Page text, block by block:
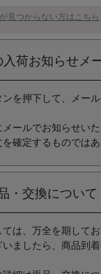
見つからない方はこちら
荷お知らせメ
を押下して、メー
ールでお知らせいた
確定するものではあ
・交換について
は、万全を期して
ましたら、商品到